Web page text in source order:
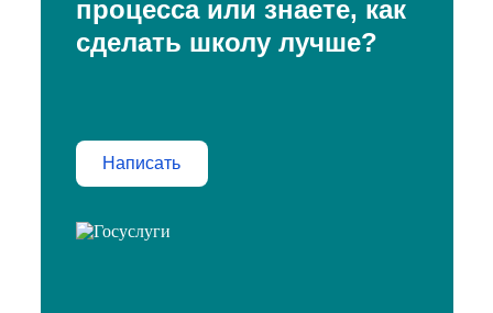
процесса или знаете, как
сделать школу лучше?
Написать